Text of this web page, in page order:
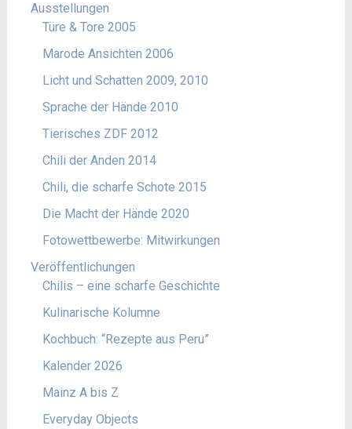
Ausstellungen
Türe & Tore 2005
Marode Ansichten 2006
Licht und Schatten 2009, 2010
Sprache der Hände 2010
Tierisches ZDF 2012
Chili der Anden 2014
Chili, die scharfe Schote 2015
Die Macht der Hände 2020
Fotowettbewerbe: Mitwirkungen
Veröffentlichungen
Chilis – eine scharfe Geschichte
Kulinarische Kolumne
Kochbuch: “Rezepte aus Peru”
Kalender 2026
Mainz A bis Z
Everyday Objects